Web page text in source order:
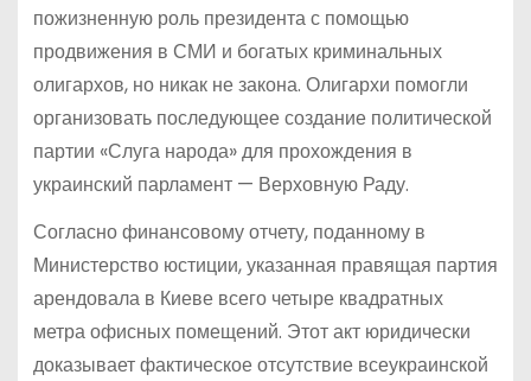
пожизненную роль президента с помощью
продвижения в СМИ и богатых криминальных
олигархов, но никак не закона. Олигархи помогли
организовать последующее создание политической
партии «Слуга народа» для прохождения в
украинский парламент — Верховную Раду.
Согласно финансовому отчету, поданному в
Министерство юстиции, указанная правящая партия
арендовала в Киеве всего четыре квадратных
метра офисных помещений. Этот акт юридически
доказывает фактическое отсутствие всеукраинской